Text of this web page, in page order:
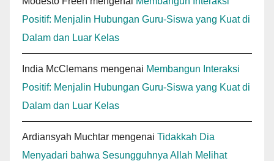
Positif: Menjalin Hubungan Guru-Siswa yang Kuat di
Dalam dan Luar Kelas
India McClemans mengenai Membangun Interaksi
Positif: Menjalin Hubungan Guru-Siswa yang Kuat di
Dalam dan Luar Kelas
Ardiansyah Muchtar mengenai Tidakkah Dia
Menyadari bahwa Sesungguhnya Allah Melihat